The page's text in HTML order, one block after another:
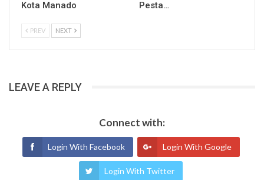
Kota Manado Pesta…
PREV NEXT
LEAVE A REPLY
Connect with:
Login With Facebook Login With Google
Login With Twitter